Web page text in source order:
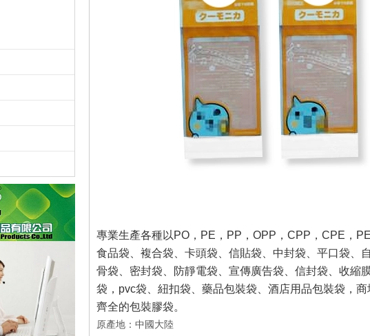
專業生產各種以PO，PE，PP，OPP，CPP，CPE，
食品袋、複合袋、卡頭袋、信貼袋、中封袋、平口袋、
骨袋、密封袋、防靜電袋、宣傳廣告袋、 信封袋、收縮
袋，pvc袋、紐扣袋、藥品包裝袋、酒店用品包裝袋，
齊全的包裝膠袋。
原產地：中國大陸